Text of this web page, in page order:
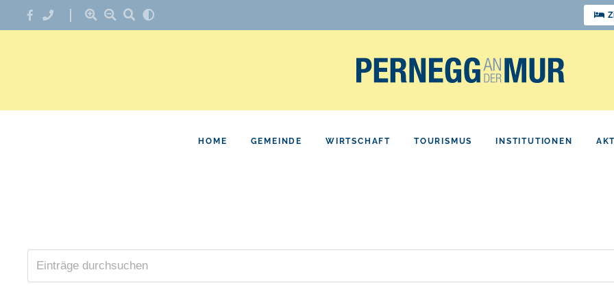
HOME GEMEINDE WIRTSCHAFT TOURISMUS INSTITUTIONEN